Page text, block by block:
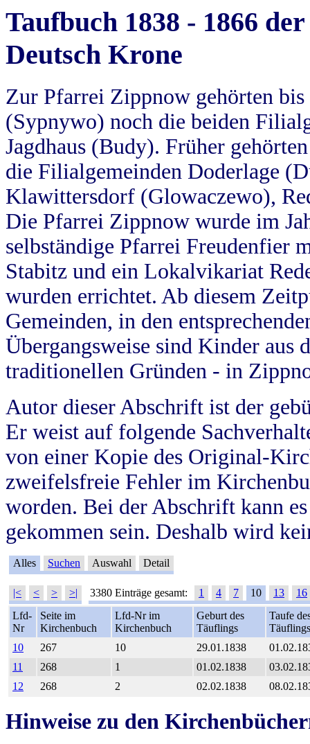
Taufbuch 1838 - 1866
Deutsch Krone
Zur Pfarrei Zippnow gehörten
(Sypnywo) noch die beiden
Jagdhaus (Budy). Früher
die Filialgemeinden Doderlage
Klawittersdorf (Glowaczewo),
Die Pfarrei Zippnow wurde im
selbständige Pfarrei Freudenfier
Stabitz und ein Lokalvikariat
wurden errichtet. Ab diesem
Gemeinden, in den
Übergangsweise sind Kinder aus
traditionellen Gründen - in
Autor dieser Abschrift ist der
Er weist auf folgende
von einer Kopie des Original-
zweifelsfreie Fehler im
worden. Bei der Abschrift kann
gekommen sein. Deshalb wird
Alles Suchen Auswahl Detail
|< < > >| 3380 Einträge gesamt: 1 4 7 10 13
16
Lfd-
Nr
Seite im
Kirchenbuch
Lfd-Nr im
Kirchenbuch
Geburt des
Täuflings
Taufe
Täuflings
10
267 10 29.01.1838
11
268 1 01.02.1838
12
268 2 02.02.1838
Hinweise zu den